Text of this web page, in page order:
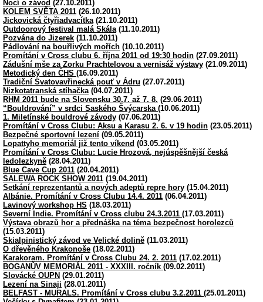
Nocí o závod (27.10.2011)
KOLEM SVĚTA 2011 (26.10.2011)
Jickovická čtyřiadvacítka (21.10.2011)
Outdoorový festival malá Skála (11.10.2011)
Pozvána do Jizerek (11.10.2011)
Pádlování na bouřlivých mořích (10.10.2011)
Promítání v Cross clubu 6. října 2011 od 19:30 hodin (27.09.2011)
Zádušní mše za Zorku Prachtelovou a vernisáž výstavy (21.09.2011)
Metodický den ČHS (16.09.2011)
Tradiční Svatovavřinecká pouť v Ádru (27.07.2011)
Nizkotatranská stíhačka (04.07.2011)
RHM 2011 bude na Slovensku 30.7. až 7. 8. (29.06.2011)
“Bouldrování” v srdci Saského Švýcarska (10.06.2011)
1. Miletínské bouldrové závody (07.06.2011)
Promítání v Cross Clubu: Aksu a Karasu 2. 6. v 19 hodin (23.05.2011)
Bezpečné sportovní lezení (09.05.2011)
Lopattyho memoriál již tento víkend (03.05.2011)
Promítání v Cross Clubu: Lucie Hrozová, nejúspěšnější česká
ledolezkyně (28.04.2011)
Blue Cave Cup 2011 (20.04.2011)
SALEWA ROCK SHOW 2011 (19.04.2011)
Setkání reprezentantů a nových adeptů repre hory (15.04.2011)
Albánie. Promítání v Cross Clubu 14.4. 2011 (06.04.2011)
Lavinový workshop HS (18.03.2011)
Severní Indie. Promítání v Cross clubu 24.3.2011 (17.03.2011)
Výstava obrazů hor a přednáška na téma bezpečnost horolezců
(15.03.2011)
Skialpinistický závod ve Velické dolině (11.03.2011)
O dřevěného Krakonoše (18.02.2011)
Karakoram. Promítání v Cross Clubu 24. 2. 2011 (17.02.2011)
BOGANŮV MEMORIÁL 2011 - XXXIII. ročník (09.02.2011)
Slovácké OUPN (29.01.2011)
Lezení na Sinaji (28.01.2011)
BELFAST - MURALS. Promítání v Cross clubu 3.2.2011 (25.01.2011)